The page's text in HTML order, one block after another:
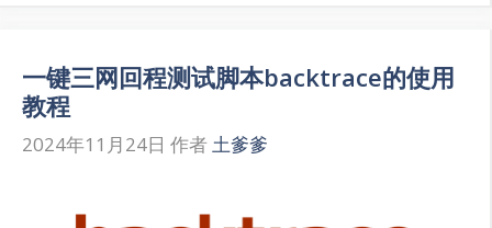
一键三网回程测试脚本backtrace的使用
教程
2024年11月24日 作者土爹爹